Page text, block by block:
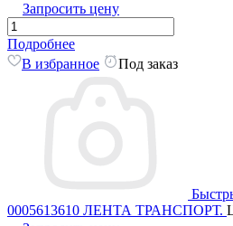
Запросить цену
Подробнее
В избранное
Под заказ
0005613610 ЛЕНТА ТРАНСПОРТ.